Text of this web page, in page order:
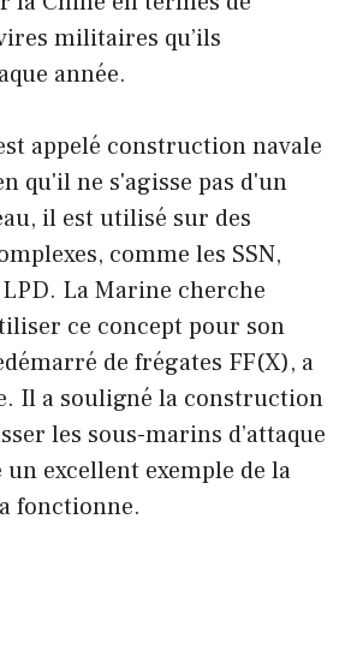
militaires qu’ils
année.
appelé construction navale
qu'il ne s'agisse pas d'un
il est utilisé sur des
comme les SSN,
LPD. La Marine cherche
ce concept pour son
de frégates FF(X), a
Il a souligné la construction
les sous-marins d’attaque
excellent exemple de la
fonctionne.